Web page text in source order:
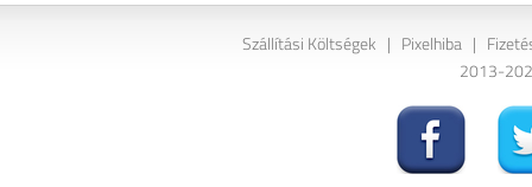
Szállítási Költségek | Pixelhiba |
2013-